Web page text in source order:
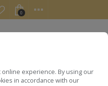
experience. By using our
in accordance with our
0